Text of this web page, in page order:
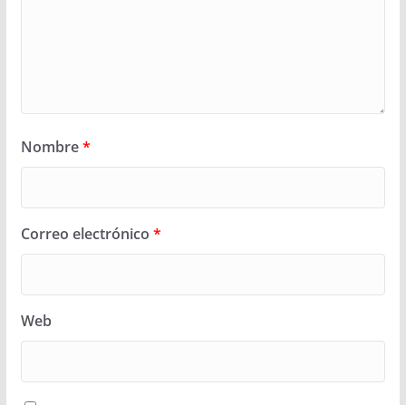
Nombre*
Correo electrónico *
Web